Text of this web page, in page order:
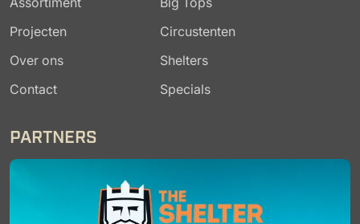
Projecten
Over ons
Contact
Circustenten
Shelters
Specials
PARTNERS